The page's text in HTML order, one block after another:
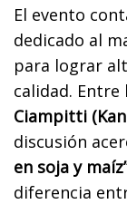
El evento
dedicado al
para lograr
calidad.
Ciampitti
discusión
en soja y
diferencia